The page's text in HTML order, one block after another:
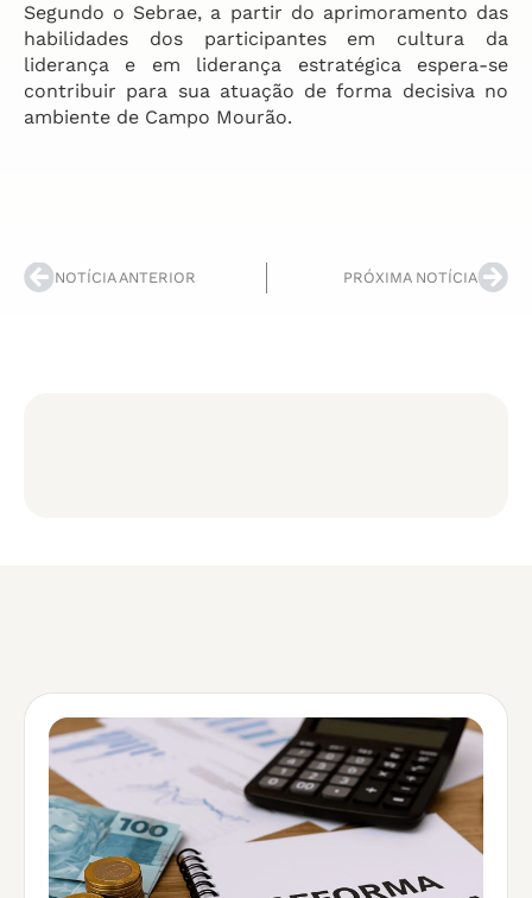
Segundo o Sebrae, a partir do aprimoramento das
habilidades dos participantes em cultura da
liderança e em liderança estratégica espera-se
contribuir para sua atuação de forma decisiva no
ambiente de Campo Mourão.
NOTÍCIA ANTERIOR PRÓXIMA NOTÍCIA